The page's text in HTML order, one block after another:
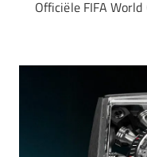
Officiële FIFA